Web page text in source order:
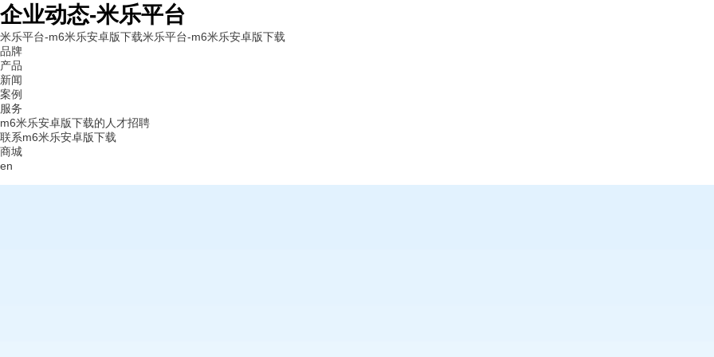
企业动态-米乐平台
米乐平台-m6米乐安卓版下载米乐平台-m6米乐安卓版下载
品牌
产品
新闻
案例
服务
m6米乐安卓版下载的人才招聘
联系m6米乐安卓版下载
商城
en